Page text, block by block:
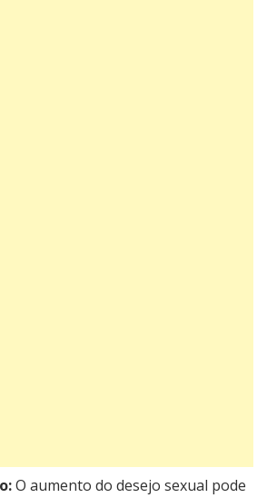
O aumento do desejo sexual pode